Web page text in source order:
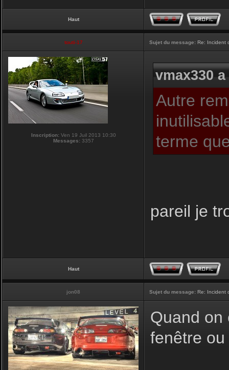
Haut
touti-17 Sujet du message: Re: Incident
Inscription:Ven 19 Juil 2013 10:30
Messages:3357
vmax330
Autre
terme
pareil je
Haut
jon08 Sujet du message: Re: Incident
Quand on
fenêtre